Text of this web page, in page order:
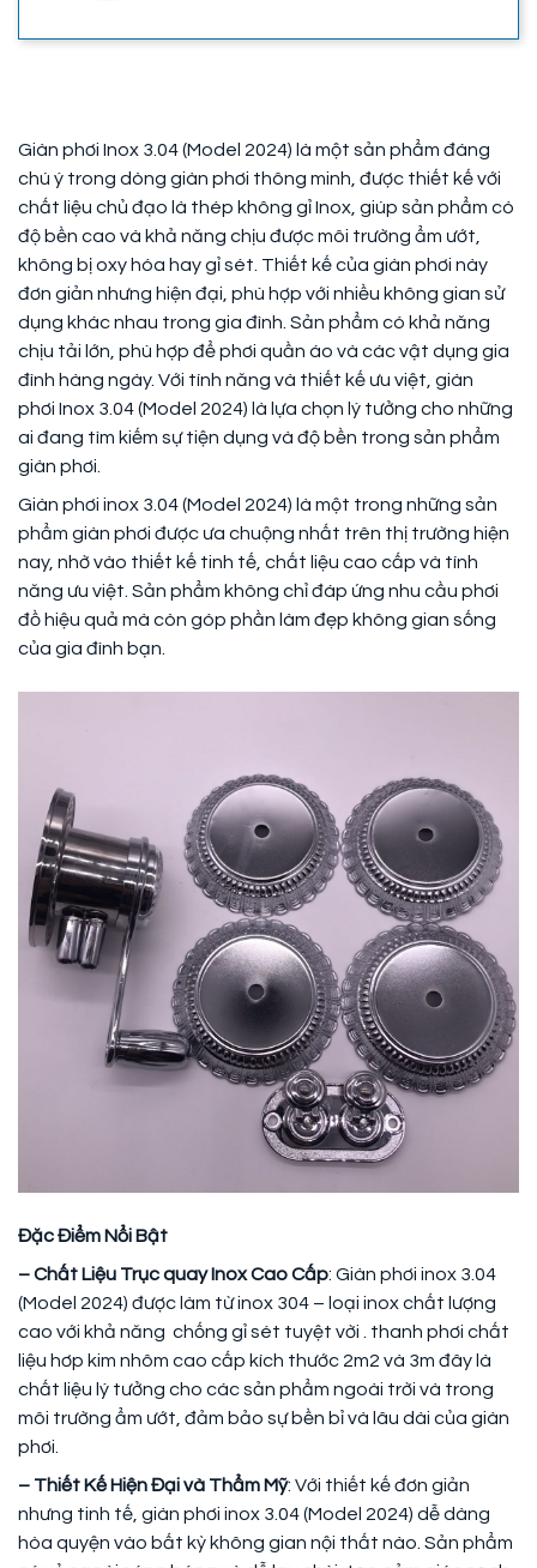
Giàn phơi Inox 3.04 (Model 2024) là một sản phẩm đáng
chú ý trong dòng giàn phơi thông minh, được thiết kế với
chất liệu chủ đạo là thép không gỉ Inox, giúp sản phẩm có
độ bền cao và khả năng chịu được môi trường ẩm ướt,
không bị oxy hóa hay gỉ sét. Thiết kế của giàn phơi này
đơn giản nhưng hiện đại, phù hợp với nhiều không gian sử
dụng khác nhau trong gia đình. Sản phẩm có khả năng
chịu tải lớn, phù hợp để phơi quần áo và các vật dụng gia
đình hàng ngày. Với tính năng và thiết kế ưu việt, giàn
phơi Inox 3.04 (Model 2024) là lựa chọn lý tưởng cho những
ai đang tìm kiếm sự tiện dụng và độ bền trong sản phẩm
giàn phơi.
Giàn phơi inox 3.04 (Model 2024) là một trong những sản
phẩm giàn phơi được ưa chuộng nhất trên thị trường hiện
nay, nhờ vào thiết kế tinh tế, chất liệu cao cấp và tính
năng ưu việt. Sản phẩm không chỉ đáp ứng nhu cầu phơi
đồ hiệu quả mà còn góp phần làm đẹp không gian sống
của gia đình bạn.
Đặc Điểm Nổi Bật
– Chất Liệu Trục quay Inox Cao Cấp: Giàn phơi inox 3.04
(Model 2024) được làm từ inox 304 – loại inox chất lượng
cao với khả năng chống gỉ sét tuyệt vời . thanh phơi chất
liệu hơp kim nhôm cao cấp kích thước 2m2 và 3m đây là
chất liệu lý tưởng cho các sản phẩm ngoài trời và trong
môi trường ẩm ướt, đảm bảo sự bền bỉ và lâu dài của giàn
phơi.
– Thiết Kế Hiện Đại và Thẩm Mỹ: Với thiết kế đơn giản
nhưng tinh tế, giàn phơi inox 3.04 (Model 2024) dễ dàng
hòa quyện vào bất kỳ không gian nội thất nào. Sản phẩm